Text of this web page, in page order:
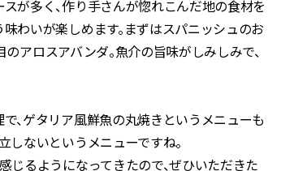
が多く、作り手さんが惚れこんだ地の食材を
わいが楽しめます。まずはスパニッシュのお
アロスアバンダ。魚介の旨味がしみしみで、
、ゲタリア風鮮魚の丸焼きというメニューも
しないというメニューですね。
るようになってきたので、ぜひいただきた
| CLASSY.[クラッシ
ます！ | CLASSY.[ク
CLASSY.[クラッシィ]